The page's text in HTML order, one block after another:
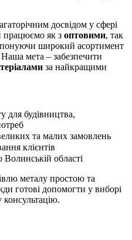
досвідом у сфері
працюємо як з оптовими, так
широкий асортимент
мета – забезпечити
за найкращими
для будівництва,
та малих замовлень
клієнтів
області
металу простою та
готові допомогти у виборі
консультацію.